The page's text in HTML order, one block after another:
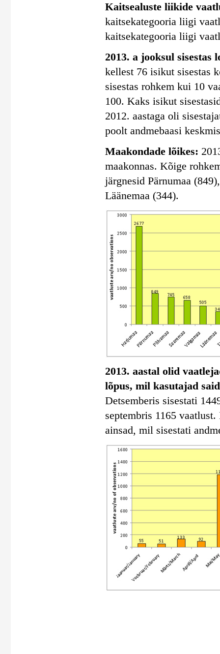
Kaitsealuste liikide
kaitsekategooria liigi
kaitsekategooria liigi
2013. a jooksul sisestas
kellest 76 isikut sisestas
sisestas rohkem kui 10
100. Kaks isikut
2012. aastaga oli
poolt andmebaasi
Maakondade lõikes:
maakonnas. Kõige
järgnesid Pärnumaa
Läänemaa (344).
2013. aastal olid
lõpus, mil kasutajad
Detsemberis sisestati
septembris 1165
ainsad, mil sisestati